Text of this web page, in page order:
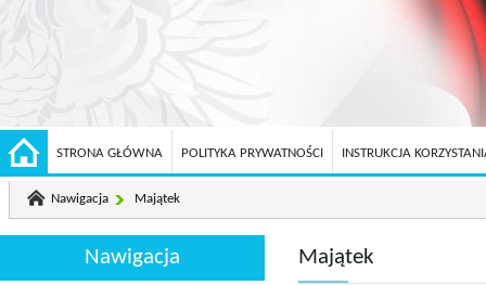
STRONA GŁÓWNA POLITYKA PRYWATNOŚCI INSTRUKCJA
Nawigacja Majątek
Nawigacja Majątek